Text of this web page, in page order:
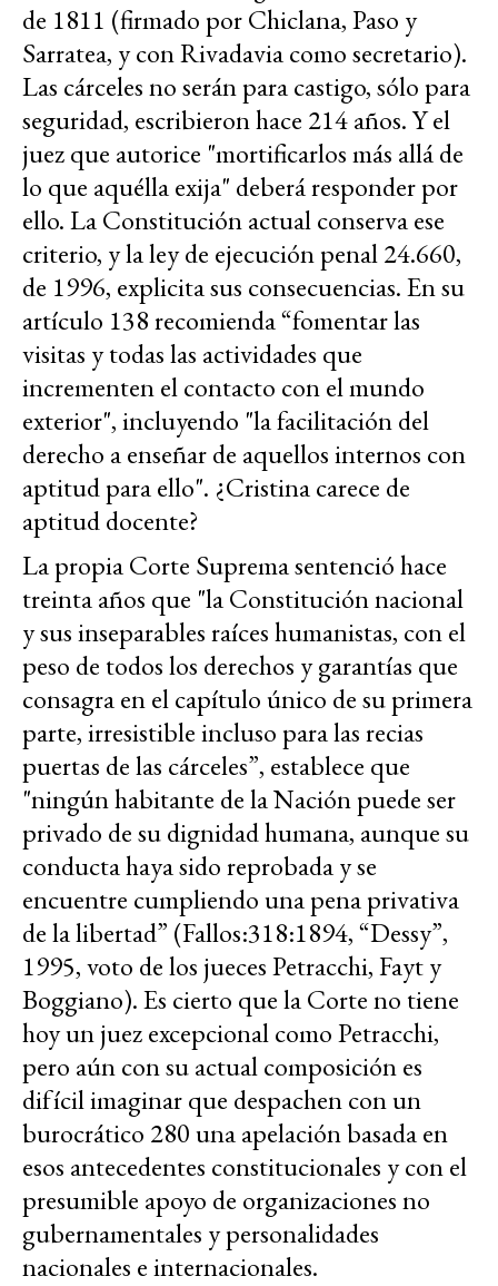
de 1811 (firmado por Chiclana, Paso y
Sarratea, y con Rivadavia como secretario).
Las cárceles no serán para castigo, sólo para
seguridad, escribieron hace 214 años. Y el
juez que autorice "mortificarlos más allá de
lo que aquélla exija" deberá responder por
ello. La Constitución actual conserva ese
criterio, y la ley de ejecución penal 24.660,
de 1996, explicita sus consecuencias. En su
artículo 138 recomienda “fomentar las
visitas y todas las actividades que
incrementen el contacto con el mundo
exterior", incluyendo "la facilitación del
derecho a enseñar de aquellos internos con
aptitud para ello". ¿Cristina carece de
aptitud docente?
La propia Corte Suprema sentenció hace
treinta años que "la Constitución nacional
y sus inseparables raíces humanistas, con el
peso de todos los derechos y garantías que
consagra en el capítulo único de su primera
parte, irresistible incluso para las recias
puertas de las cárceles”, establece que
"ningún habitante de la Nación puede ser
privado de su dignidad humana, aunque su
conducta haya sido reprobada y se
encuentre cumpliendo una pena privativa
de la libertad” (Fallos:318:1894, “Dessy”,
1995, voto de los jueces Petracchi, Fayt y
Boggiano). Es cierto que la Corte no tiene
hoy un juez excepcional como Petracchi,
pero aún con su actual composición es
difícil imaginar que despachen con un
burocrático 280 una apelación basada en
esos antecedentes constitucionales y con el
presumible apoyo de organizaciones no
gubernamentales y personalidades
nacionales e internacionales.